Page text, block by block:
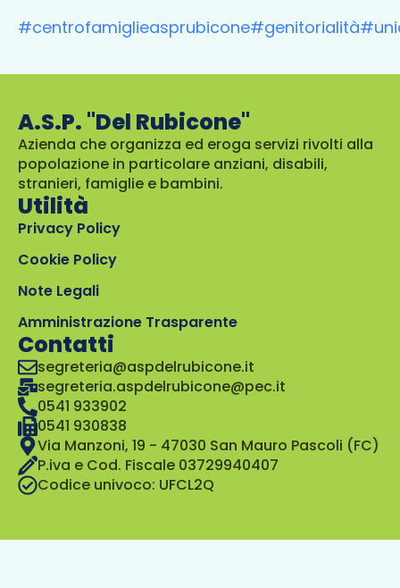
#centrofamiglieasprubicone#genitorialità
A.S.P. "Del Rubicone"
Azienda che organizza ed eroga servizi rivolti alla
popolazione in particolare anziani, disabili,
stranieri, famiglie e bambini.
Utilità
Privacy Policy
Cookie Policy
Note Legali
Amministrazione Trasparente
Contatti
segreteria@aspdelrubicone.it
segreteria.aspdelrubicone@pec.it
0541 933902
0541 930838
Via Manzoni, 19 - 47030 San Mauro Pascoli (FC)
P.iva e Cod. Fiscale 03729940407
Codice univoco: UFCL2Q